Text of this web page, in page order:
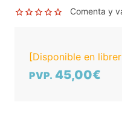
Comenta y
[Disponible en
PVP. 45,00€